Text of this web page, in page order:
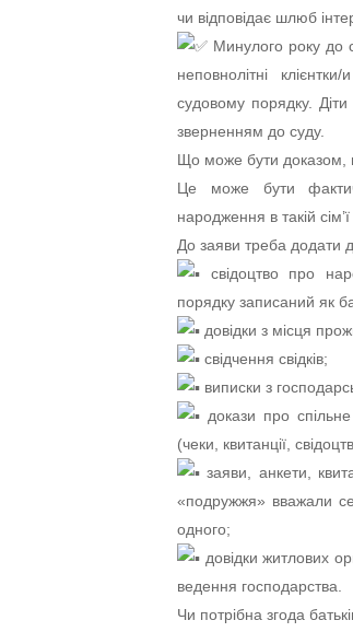
чи відповідає шлюб
Минулого року до
неповнолітні
судовому порядку.
зверненням до суду.
Що може бути доказом,
Це може бути
народження в такій
До заяви треба додати
свідоцтво про
порядку записаний як
довідки з місця
свідчення свідків;
виписки з
докази про
(чеки, квитанції,
заяви, анкети,
«подружжя» вважали
одного;
довідки житлових
ведення господарства.
Чи потрібна згода